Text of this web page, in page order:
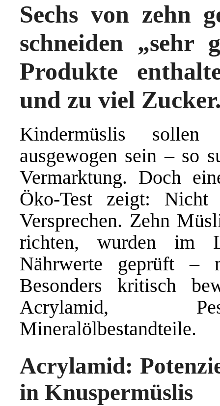
Sechs von zehn
schneiden „sehr
Produkte
und zu viel
Kindermüslis
ausgewogen sein – so
Vermarktung. Doch
Öko-Test zeigt: Nicht
Versprechen. Zehn
richten, wurden im
Nährwerte geprüft –
Besonders kritisch
Acrylamid,
Mineralölbestandteile.
Acrylamid:
in Knuspermüslis